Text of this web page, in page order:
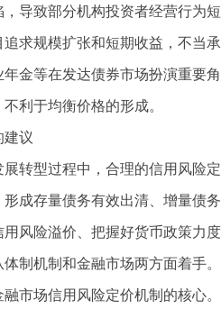
导致部分机构投资者经营行为
求规模扩张和短期收益，不当
金等在发达债券市场扮演重要
利于均衡价格的形成。
建议
转型过程中，合理的信用风险
成存量债务有效出清、增量债
风险溢价、把握好货币政策力
制机制和金融市场两方面着手
市场信用风险定价机制的核心